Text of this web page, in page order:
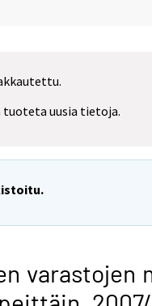
tuoteta uusia tietoja.
varastojen